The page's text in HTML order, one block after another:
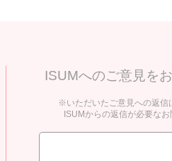
ISUMへのご意見を
※いただいたご意見への返信
ISUMからの返信が必要な